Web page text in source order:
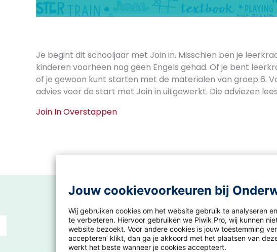
Je begint dit schooljaar met Join in. Misschien ben je
kinderen voorheen nog geen Engels gehad. Of je bent
of je gewoon kunt starten met de materialen van groep 6.
advies voor de start met Join in uitgewerkt. Die adviezen
Join In Overstappen
Jouw cookievoorkeuren bij
Wij gebruiken cookies om het website gebruik te analyseren
te verbeteren. Hiervoor gebruiken we Piwik Pro, wij kunnen
website bezoekt. Voor andere cookies is jouw toestemming
accepteren’ klikt, dan ga je akkoord met het plaatsen van
werkt het beste wanneer je cookies accepteert.